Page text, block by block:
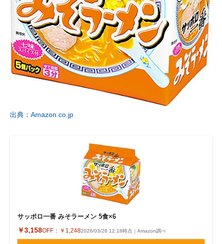
出典：Amazon.co.jp
サッポロ一番 みそラーメン 5食×6
￥3,158OFF： ￥1,2482026/03/26 12:18時点｜Amazon調べ